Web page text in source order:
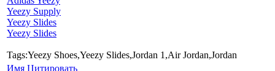
Yeezy Supply
Yeezy Slides
Yeezy Slides
Tags:Yeezy Shoes,Yeezy Slides,Jordan 1,Air Jordan,Jordan
Имя Цитировать